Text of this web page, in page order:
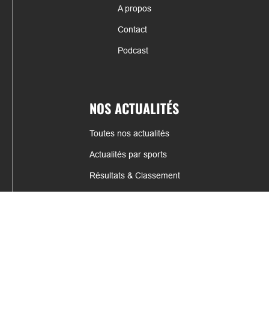
A propos
Contact
Podcast
NOS ACTUALITÉS
Toutes nos actualités
Actualités par sports
Résultats & Classement